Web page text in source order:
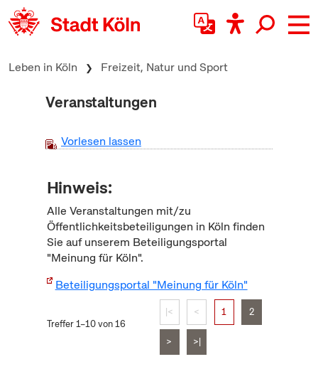
zum Inhalt springen
Leben in Köln Freizeit, Natur und Sport
Veranstaltungen
Vorlesen lassen
Hinweis:
Alle Veranstaltungen mit/zu
Öffentlichkeitsbeteiligungen in Köln finden
Sie auf unserem Beteiligungsportal
"Meinung für Köln".
Beteiligungsportal "Meinung für Köln"
Treffer 1–10 von 16
|< < 1 2
> >|